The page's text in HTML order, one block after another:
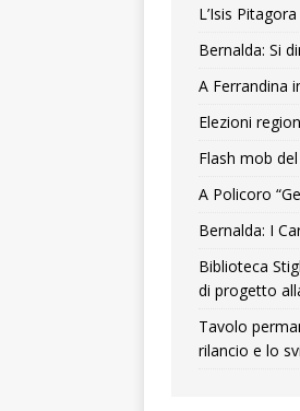
L’Isis
Bernalda: Si
A Ferrandina
Elezioni
Flash mob
A Policoro
Bernalda: I
Biblioteca
di progetto
Tavolo
rilancio e lo